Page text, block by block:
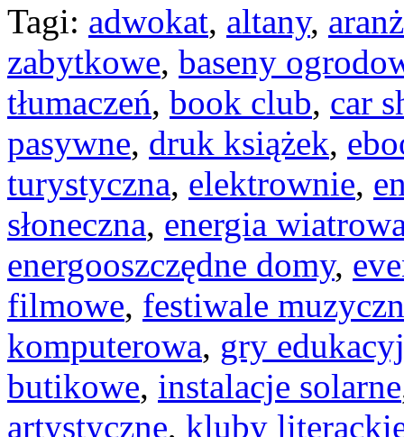
Tagi: adwokat, altany,
zabytkowe, baseny
tłumaczeń, book club, car
pasywne, druk książek,
turystyczna, elektrownie,
słoneczna, energia
energooszczędne domy,
filmowe, festiwale
komputerowa, gry
butikowe, instalacje solarne
artystyczne, kluby